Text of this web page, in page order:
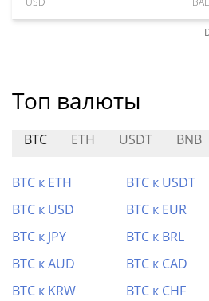
Топ валюты
BTC ETH USDT BNB
BTC к ETH BTC к USDT
BTC к USD
BTC к EUR
BTC к JPY
BTC к BRL
BTC к AUD
BTC к CAD
BTC к KRW
BTC к CHF